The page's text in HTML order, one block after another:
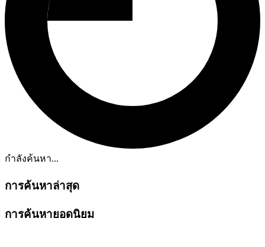
กำลังค้นหา...
การค้นหาล่าสุด
การค้นหายอดนิยม